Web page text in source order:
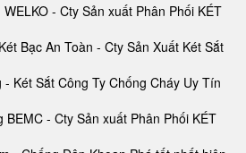
- Cty Sản xuất Phân Phối KÉT
Bạc An Toàn - Cty Sản Xuất Két Sắt
- Két Sắt Công Ty Chống Cháy Uy Tín
BEMC - Cty Sản xuất Phân Phối KÉT